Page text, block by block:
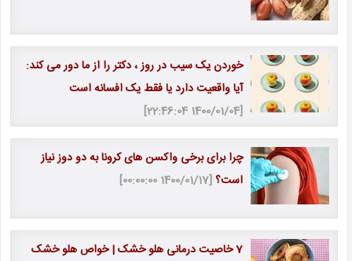
خوردن یک سیب در روز ، دکتر را از ما دور می کند:
آیا واقعیت دارد یا فقط یک افسانه است
[1400/01/04 22:46:04]
چرا برای برخی واکسن های کرونا به دو دوز نیاز
است؟[1400/01/17 00:00:00]
7 خاصیت درمانی هلو خشک | خواص هلو خشک